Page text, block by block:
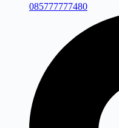
085777777480